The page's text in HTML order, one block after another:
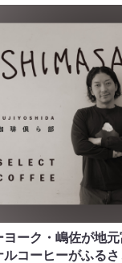
ヨーク・嶋佐が地
ルコーヒーがふる